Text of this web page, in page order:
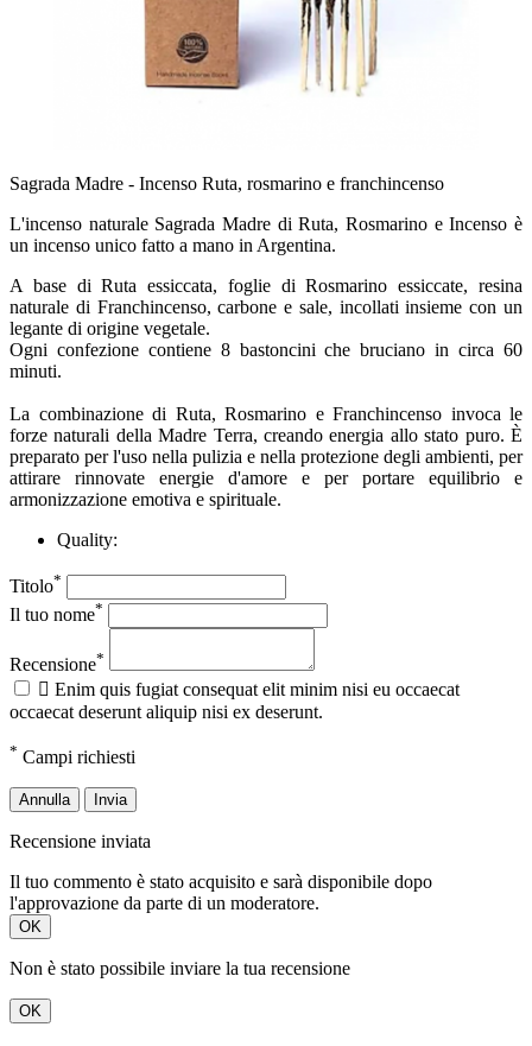
Sagrada Madre - Incenso Ruta, rosmarino e franchincenso
L'incenso naturale Sagrada Madre di Ruta, Rosmarino e Incenso è
un incenso unico fatto a mano in Argentina.
A base di Ruta essiccata, foglie di Rosmarino essiccate, resina
naturale di Franchincenso, carbone e sale, incollati insieme con un
legante di origine vegetale.
Ogni confezione contiene 8 bastoncini che bruciano in circa 60
minuti.
La combinazione di Ruta, Rosmarino e Franchincenso invoca le
forze naturali della Madre Terra, creando energia allo stato puro. È
preparato per l'uso nella pulizia e nella protezione degli ambienti, per
attirare rinnovate energie d'amore e per portare equilibrio e
armonizzazione emotiva e spirituale.
Quality:
Titolo*
Il tuo nome*
Recensione*
 Enim quis fugiat consequat elit minim nisi eu occaecat
occaecat deserunt aliquip nisi ex deserunt.
* Campi richiesti
Annulla Invia
Recensione inviata
Il tuo commento è stato acquisito e sarà disponibile dopo
l'approvazione da parte di un moderatore.
OK
Non è stato possibile inviare la tua recensione
OK